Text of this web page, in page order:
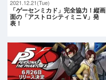
2021.12.21(Tue)
「ゲーセンミカド」完全協力！縦画
面の「アストロシティミニ V」発
表！